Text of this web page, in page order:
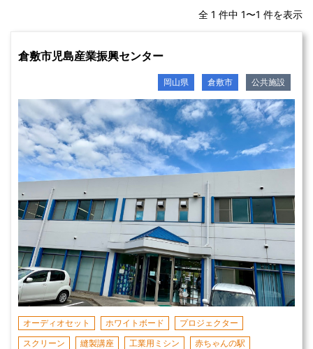
全 1 件中 1〜1 件を表示
倉敷市児島産業振興センター
岡山県 倉敷市 公共施設
オーディオセット ホワイトボード
プロジェクター
スクリーン
縫製講座 工業用ミシン 赤ちゃんの駅